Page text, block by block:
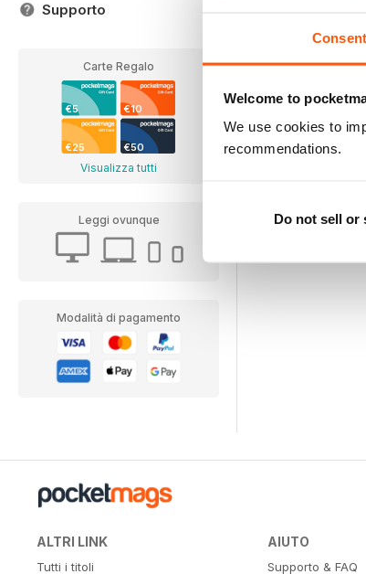
Consent
Welcome to
We use cookies to
recommendations.
Do not sell or
Supporto
Carte Regalo
€5 €10
€25 €50
Visualizza tutti
Leggi ovunque
Modalità di pagamento
Al carrello
ALTRI LINK
Tutti i titoli
AIUTO
Supporto & FAQ